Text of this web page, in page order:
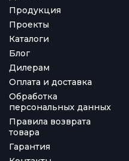
Продукция
Проекты
Каталоги
Блог
Дилерам
Оплата и доставка
Обработка
персональных данных
Правила возврата
товара
Гарантия